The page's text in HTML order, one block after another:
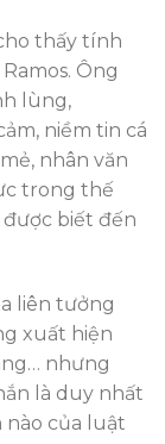
thấy tính
Ông
lùng,
niềm tin cá
nhân văn
trong thế
biết đến
liên tưởng
xuất hiện
nhưng
là duy nhất
của luật